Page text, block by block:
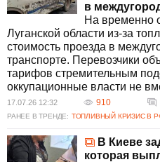
в
На временно
Луганской области из-за
стоимость проезда в
транспорте. Перевозчики
тарифов стремительным
оккупационные власти не
17.07.26 12:32 910
РАНЕЕ В ТРЕНДЕ: ТОПЛИВНЫЙ КРИЗИС В
В Киеве
которая